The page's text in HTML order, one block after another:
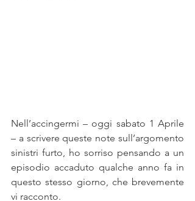
Nell’accingermi – oggi sabato 1 Aprile
– a scrivere queste note sull’argomento
sinistri furto, ho sorriso pensando a un
episodio accaduto qualche anno fa in
questo stesso giorno, che brevemente
vi racconto.